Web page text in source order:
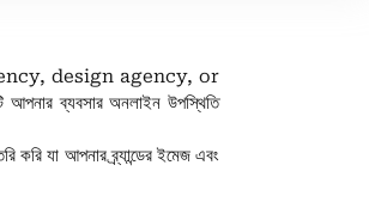
design agency, or
ব্যবসার অনলাইন উপস্থিতি
করি যা আপনার ব্র্যান্ডের ইমেজ এবং